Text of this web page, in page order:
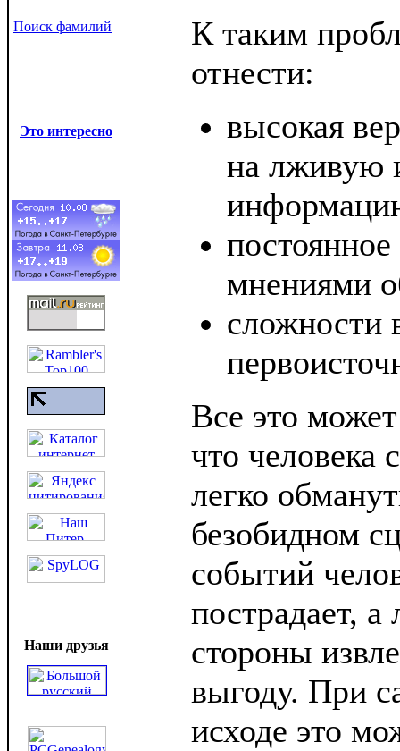
Поиск фамилий
Это интересно
Наши друзья
К таким
отнести:
высокая
на лживую
мнениями
сложности
Все это
что человека
легко
безобидном
событий
пострадает,
стороны
выгоду. При
исходе это